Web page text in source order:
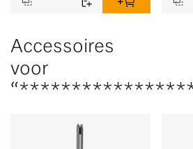
Accessoires
voor